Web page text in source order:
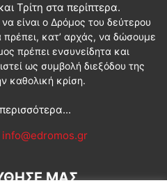
Τρίτη στα περίπτερα.
είναι ο Δρόμος του δεύτερου
κατ’ αρχάς, να δώσουμε
πρέπει ενσυνείδητα και
ως συμβολή διεξόδου της
καθολική κρίση.
info@edromos.gr
ΜΑΣ